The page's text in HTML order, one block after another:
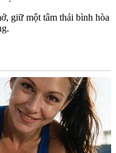
giữ một tâm thái bình hòa